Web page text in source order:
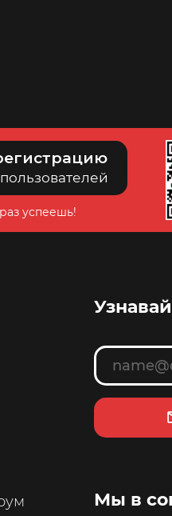
успеешь!
Мы в